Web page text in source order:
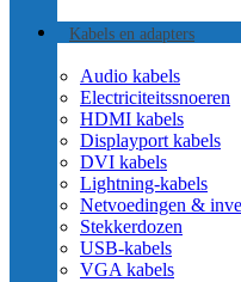
Kabels en adapters
Audio kabels
Electriciteitssnoeren
HDMI kabels
Displayport kabels
DVI kabels
Lightning-kabels
Netvoedingen &
Stekkerdozen
USB-kabels
VGA kabels